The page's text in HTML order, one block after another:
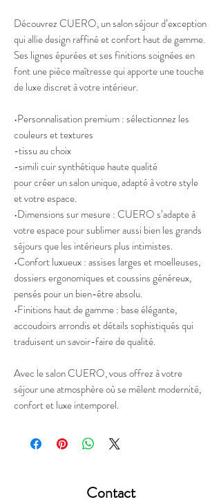
Découvrez CUERO, un salon séjour d’exception
qui allie design raffiné et confort haut de gamme.
Ses lignes épurées et ses finitions soignées en
font une pièce maîtresse qui apporte une touche
de luxe discret à votre intérieur.
•Personnalisation premium : sélectionnez les
couleurs et textures
-tissu au choix
-simili cuir synthétique haute qualité
pour créer un salon unique, adapté à votre style
et votre espace.
•Dimensions sur mesure : CUERO s’adapte à
votre espace pour sublimer aussi bien les grands
séjours que les intérieurs plus intimistes.
•Confort luxueux : assises larges et moelleuses,
dossiers ergonomiques et coussins généreux,
pensés pour un bien-être absolu.
•Finitions haut de gamme : base élégante,
accoudoirs arrondis et détails sophistiqués qui
traduisent un savoir-faire de qualité.
Avec le salon CUERO, vous offrez à votre
séjour une atmosphère où se mêlent modernité,
confort et luxe intemporel.
Contact